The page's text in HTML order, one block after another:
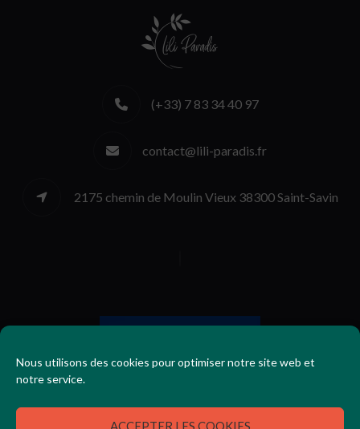
Nous utilisons des cookies pour optimiser notre site web et
notre service.
ACCEPTER LES COOKIES
(+33) 7 83 34 40 97
contact@lili-paradis.fr
2175 chemin de Moulin Vieux 38300 Saint-Savin